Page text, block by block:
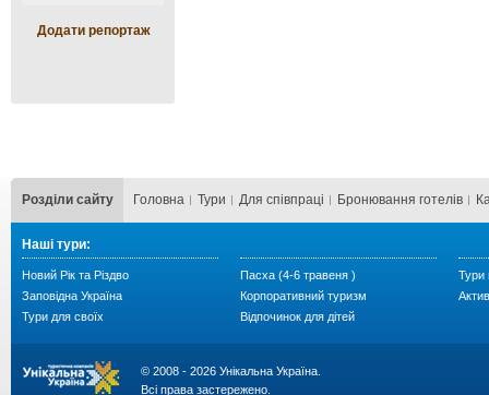
Додати репортаж
Розділи сайту Головна Тури Для cпівпраці Бронювання готелів
Наші тури:
Новий Рік та Різдво
Заповідна Україна
Тури для своїх
Пасха (4-6 травеня )
Корпоративний туризм
Відпочинок для дітей
Тури
© 2008 - 2026 Унікальна Україна.
Всі права застережено.